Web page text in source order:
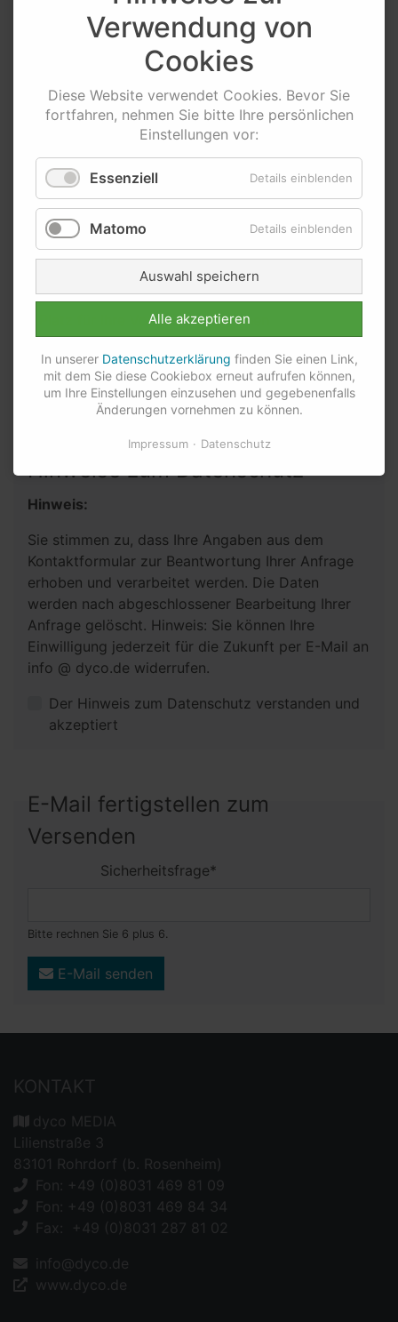
Ihre Mittteilung
Hinweise zum Datenschutz
Hinweis:
Sie stimmen zu, dass Ihre Angaben aus dem
Kontaktformular zur Beantwortung Ihrer Anfrage
erhoben und verarbeitet werden. Die Daten
werden nach abgeschlossener Bearbeitung Ihrer
Anfrage gelöscht. Hinweis: Sie können Ihre
Einwilligung jederzeit für die Zukunft per E-Mail an
info @ dyco.de widerrufen.
Der Hinweis zum Datenschutz verstanden und
akzeptiert
E-Mail fertigstellen zum
Versenden
Sicherheitsfrage*
Bitte rechnen Sie 6 plus 6.
E-Mail senden
KONTAKT
dyco MEDIA
Lilienstraße 3
83101 Rohrdorf (b. Rosenheim)
Fon: +49 (0)8031 469 81 09
Fon: +49 (0)8031 469 84 34
Fax: +49 (0)8031 287 81 02
info@dyco.de
www.dyco.de
Verwendung von
Cookies
Diese Website verwendet Cookies. Bevor Sie
fortfahren, nehmen Sie bitte Ihre persönlichen
Einstellungen vor:
Essenziell Details einblenden
Matomo Details einblenden
Auswahl speichern
Alle akzeptieren
In unserer Datenschutzerklärung finden Sie einen Link,
mit dem Sie diese Cookiebox erneut aufrufen können,
um Ihre Einstellungen einzusehen und gegebenenfalls
Änderungen vornehmen zu können.
Impressum Datenschutz